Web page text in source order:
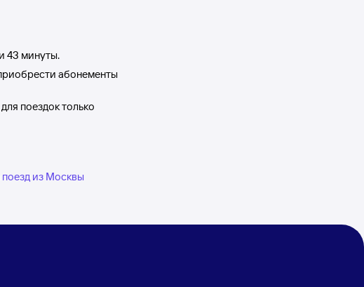
43 минуты.
абонементы
поездок только
поезд из Москвы